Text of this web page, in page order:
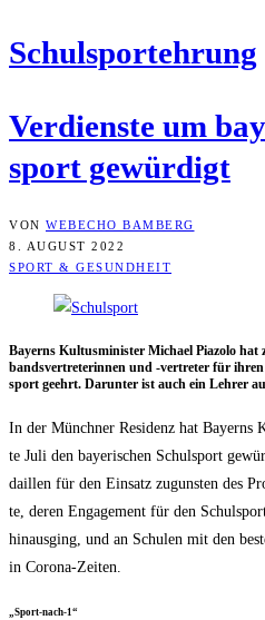
Schul­spor­t­eh­rung
Ver­diens­te um
sport gewürdigt
VON WEBECHO BAMBERG
8. AUGUST 2022
SPORT & GESUNDHEIT
Bay­erns Kul­tus­mi­nis­ter Micha­el Pia­zo­lo hat
bands­ver­tre­te­rin­nen und ‑ver­tre­ter für
sport geehrt. Dar­un­ter ist auch ein Leh­rer
In der Münch­ner Resi­denz hat
te Juli den baye­ri­schen Schul­sport
dail­len für den Ein­satz zuguns­ten des
te, deren Enga­ge­ment für den
hin­aus­ging, und an Schu­len mit den
in Corona-Zeiten.
„Sport-nach‑1“